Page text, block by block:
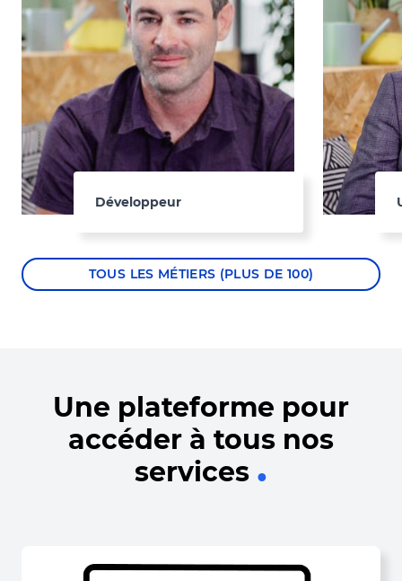
Développeur
TOUS LES MÉTIERS (PLUS DE 100)
Une plateforme pour
accéder à tous nos
services